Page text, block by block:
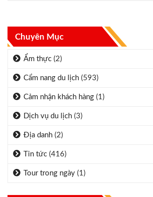
Chuyên Mục
Ẩm thực (2)
Cẩm nang du lịch (593)
Cảm nhận khách hàng (1)
Dịch vụ du lịch (3)
Địa danh (2)
Tin tức (416)
Tour trong ngày (1)